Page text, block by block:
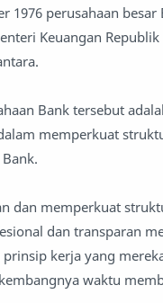
1976 perusahaan
Keuangan
Bank tersebut
memperkuat
dan memperkuat
dan transparan
kerja yang
waktu